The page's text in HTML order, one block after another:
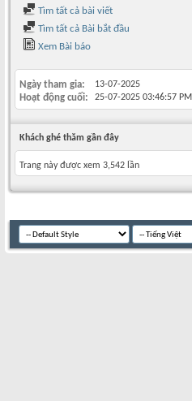
Tìm tất cả bài viết
Tìm tất cả Bài bắt đầu
Xem Bài báo
Ngày tham gia 13-07-2025
Hoạt động cuối 25-07-2025 03:46:57 PM
Khách ghé thăm gần đây
Trang này được xem 3,542 lần